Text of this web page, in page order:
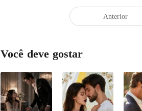
rincar né
Anterior
Você deve gostar